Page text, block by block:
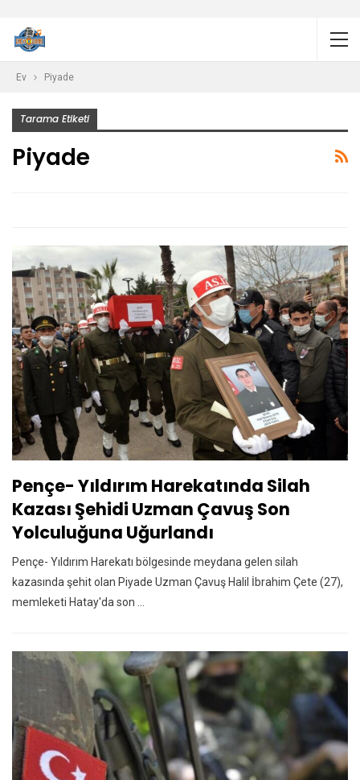
Ev Piyade
Tarama Etiketi
Piyade
Pençe- Yıldırım Harekatında Silah
Kazası Şehidi Uzman Çavuş Son
Yolculuğuna Uğurlandı
Pençe- Yıldırım Harekatı bölgesinde meydana gelen silah
kazasında şehit olan Piyade Uzman Çavuş Halil İbrahim Çete (27),
memleketi Hatay'da son ...